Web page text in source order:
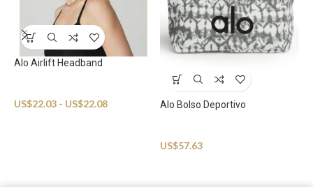
Alo Airlift Headband
US$22.03 - US$22.08 Alo Bolso Deportivo
US$57.63